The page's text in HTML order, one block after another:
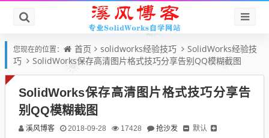
您现在的位置： 首页 solidworks经验技巧
SolidWorks经验技
巧
SolidWorks保存高清图片格式技巧分享告别QQ模糊截图
SolidWorks保存高清图片格式技巧分享告
别QQ模糊截图
溪风博客 2018-09-28 17428 抢沙发 默认